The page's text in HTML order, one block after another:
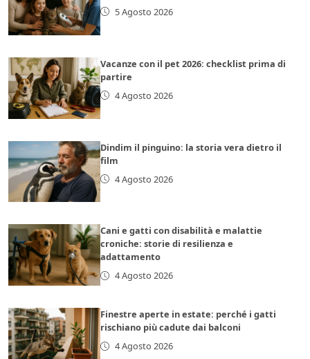
5 Agosto 2026
Vacanze con il pet 2026: checklist prima di
partire
4 Agosto 2026
Dindim il pinguino: la storia vera dietro il
film
4 Agosto 2026
Cani e gatti con disabilità e malattie
croniche: storie di resilienza e
adattamento
4 Agosto 2026
Finestre aperte in estate: perché i gatti
rischiano più cadute dai balconi
4 Agosto 2026